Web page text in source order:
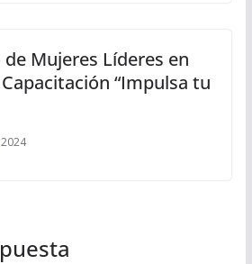
Mujeres Líderes en
“Impulsa tu